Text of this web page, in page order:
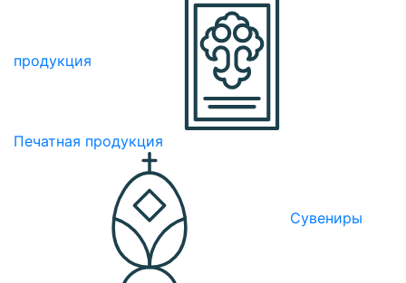
продукция
Печатная продукция
Сувениры